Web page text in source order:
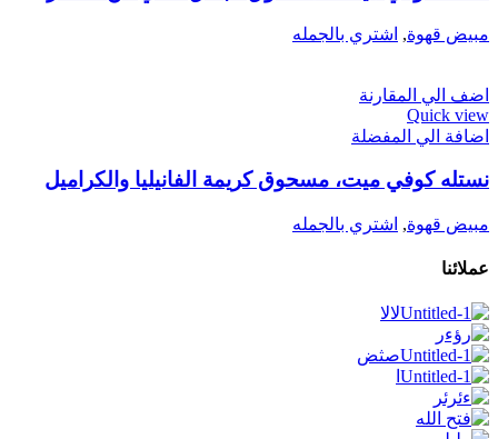
مبيض قهوة, اشتري بالجمله
اضف الي المقارنة
Quick view
اضافة الي المفضلة
نستله كوفي ميت، مسحوق كريمة الفانيليا والكراميل
مبيض قهوة, اشتري بالجمله
عملائنا